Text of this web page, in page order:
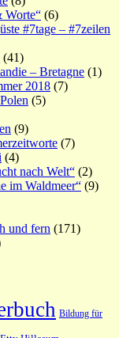
Worte“ (6)
#7tage – #7zeilen
(41)
– Bretagne (1)
2018 (7)
(5)
(9)
(7)
(4)
nach Welt“ (2)
im Waldmeer“ (9)
und fern (171)
Bildung für